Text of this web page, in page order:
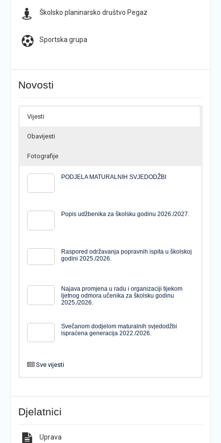
Školsko planinarsko društvo Pegaz
Sportska grupa
Novosti
Vijesti
Obavijesti
Fotografije
PODJELA MATURALNIH SVJEDODŽBI
Popis udžbenika za školsku godinu 2026./2027.
Raspored održavanja popravnih ispita u školskoj
godini 2025./2026.
Najava promjena u radu i organizaciji tijekom
ljetnog odmora učenika za školsku godinu
2025./2026.
Svečanom dodjelom maturalnih svjedodžbi
ispraćena generacija 2022./2026.
Sve vijesti
Popis udžbenika za školsku godinu 2026./2027.
Natječaj za upis u 1. razred Katoličke gimnazije s
pravom javnosti
Djelatnici
Uprava